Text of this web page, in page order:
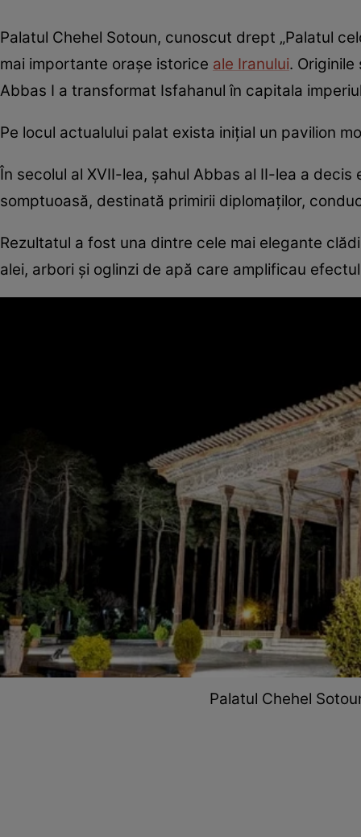
Palatul Chehel Sotoun, cunoscut drept „Palatul
mai importante orașe istorice ale Iranului.
Abbas I a transformat Isfahanul în capitala
Pe locul actualului palat exista inițial un pavilion
În secolul al XVII-lea, șahul Abbas al II-lea a
somptuoasă, destinată primirii diplomaților,
Rezultatul a fost una dintre cele mai elegante
alei, arbori și oglinzi de apă care amplificau
Palatul Chehel